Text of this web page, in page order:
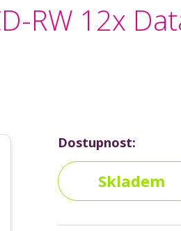
RW 12x
Dostupnost:
Skladem